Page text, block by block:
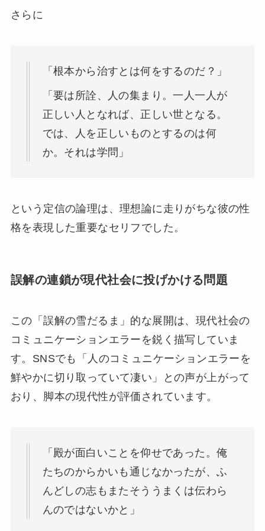
さらに
「根本から治すとは何をするのだ？」
「要は所詮、人の集まり。一人一人が
正しい人となれば、正しい世となる。
では、人を正しいものとするのは何
か。それは学問」
という定信の論理は、理想論に走りがちな彼の性
格を表現した重要なセリフでした。
誤解の連鎖が現代社会に投げかける問題
この「誤解の雪だるま」的な展開は、現代社会の
コミュニケーションエラーを鋭く描写していま
す。SNSでも「人のコミュニケーションエラーを
鮮やかに切り取っていて凄い」との声が上がって
おり、脚本の現代性が評価されています。
「殿が面白いことを仰せであった。俺
たちのからかいも通じなかったが、ふ
んどしの志もまたそううまくは伝わら
んのではないかと」